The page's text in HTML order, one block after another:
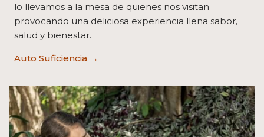
lo llevamos a la mesa de quienes nos visitan
provocando una deliciosa experiencia llena sabor,
salud y bienestar.
Auto Suficiencia